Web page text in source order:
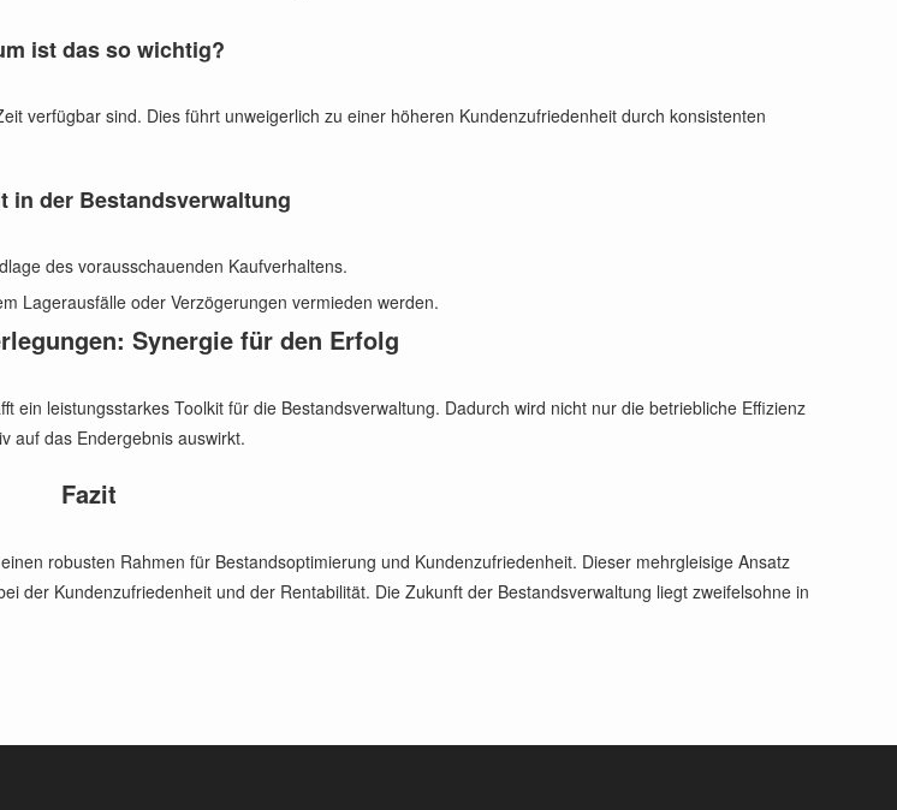
ist das so wichtig?
verfügbar sind. Dies führt unweigerlich zu einer höheren Kundenzufriedenheit durch konsistenten
in der Bestandsverwaltung
des vorausschauenden Kaufverhaltens.
Lagerausfälle oder Verzögerungen vermieden werden.
Synergie für den Erfolg
leistungsstarkes Toolkit für die Bestandsverwaltung. Dadurch wird nicht nur die betriebliche Effizienz
auf das Endergebnis auswirkt.
Fazit
robusten Rahmen für Bestandsoptimierung und Kundenzufriedenheit. Dieser mehrgleisige Ansatz
der Kundenzufriedenheit und der Rentabilität. Die Zukunft der Bestandsverwaltung liegt zweifelsohne in